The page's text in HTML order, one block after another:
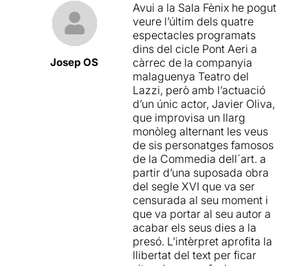
Josep OS
Avui a la Sala Fènix he pogut
veure l’últim dels quatre
espectacles programats
dins del cicle Pont Aeri a
càrrec de la companyia
malaguenya Teatro del
Lazzi, però amb l’actuació
d’un únic actor, Javier Oliva,
que improvisa un llarg
monòleg alternant les veus
de sis personatges famosos
de la Commedia dell´art. a
partir d’una suposada obra
del segle XVI que va ser
censurada al seu moment i
que va portar al seu autor a
acabar els seus dies a la
presó. L’intèrpret aprofita la
llibertat del text per ficar